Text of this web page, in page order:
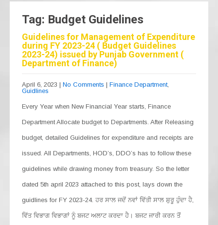
Tag: Budget Guidelines
Guidelines for Management of Expenditure
during FY 2023-24 ( Budget Guidelines
2023-24) issued by Punjab Government (
Department of Finance)
April 6, 2023 | No Comments | Finance Department,
Guidlines
Every Year when New Financial Year starts, Finance
Department Allocate budget to Departments. After Releasing
budget, detailed Guidelines for expenditure and receipts are
issued. All Departments, HOD’s, DDO’s has to follow these
guidelines while drawing money from treasury. So the letter
dated 5th april 2023 attached to this post, lays down the
guidlines for FY 2023-24. ਹਰ ਸਾਲ ਜਦੋਂ ਨਵਾਂ ਵਿੱਤੀ ਸਾਲ ਸ਼ੁਰੂ ਹੁੰਦਾ ਹੈ,
ਵਿੱਤ ਵਿਭਾਗ ਵਿਭਾਗਾਂ ਨੂੰ ਬਜਟ ਅਲਾਟ ਕਰਦਾ ਹੈ। ਬਜਟ ਜਾਰੀ ਕਰਨ ਤੋਂ